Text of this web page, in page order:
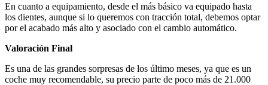
En cuanto a equipamiento, desde el más básico va equipado hasta
los dientes, aunque si lo queremos con tracción total, debemos optar
por el acabado más alto y asociado con el cambio automático.
Valoración Final
Es una de las grandes sorpresas de los último meses, ya que es un
coche muy recomendable, su precio parte de poco más de 21.000